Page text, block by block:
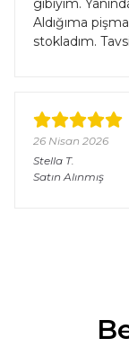
gibiyim.
Aldığıma
stokladım.
26 Nisan 2026
Stella T.
Satın Alınmış